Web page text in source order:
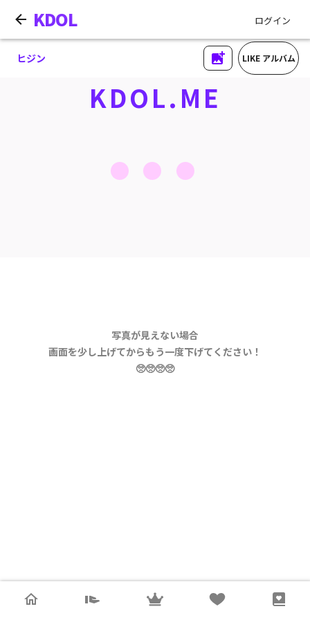
KDOL ログイン
ヒジン LIKE アルバム
KDOL.ME
写真が見えない場合
画面を少し上げてからもう一度下げてください！
🥺🥺🥺🥺